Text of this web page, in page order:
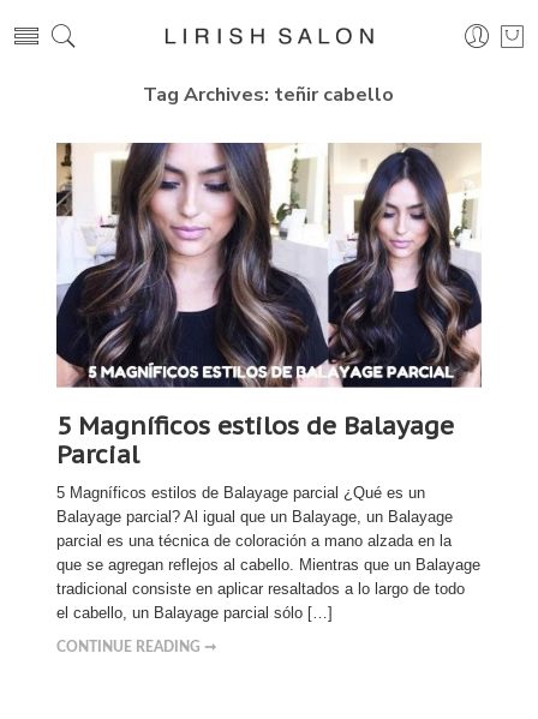
Tag Archives: teñir cabello
5 Magníficos estilos de Balayage
Parcial
5 Magníficos estilos de Balayage parcial ¿Qué es un
Balayage parcial? Al igual que un Balayage, un Balayage
parcial es una técnica de coloración a mano alzada en la
que se agregan reflejos al cabello. Mientras que un Balayage
tradicional consiste en aplicar resaltados a lo largo de todo
el cabello, un Balayage parcial sólo […]
CONTINUE READING ➞